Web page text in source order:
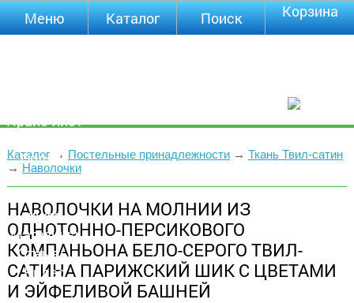
Каталог→ Постельные принадлежности→ Ткань Твил-сатин
→ Наволочки
НАВОЛОЧКИ НА МОЛНИИ ИЗ
ОДНОТОННО-ПЕРСИКОВОГО
КОМПАНЬОНА БЕЛО-СЕРОГО ТВИЛ-
САТИНА ПАРИЖСКИЙ ШИК С ЦВЕТАМИ
И ЭЙФЕЛИВОЙ БАШНЕЙ
Меню
Прайс-лист
Оплата
Доставка
инфа
Магазины
Отзывы
Видео
Каталог Поиск Корзина